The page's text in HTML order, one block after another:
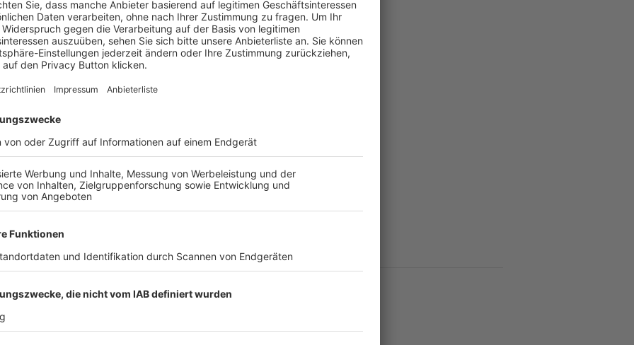
UNSERE NEUIGKEITEN FÜR DICH
Spiele Letzte Spiele Kompletter Spielplan